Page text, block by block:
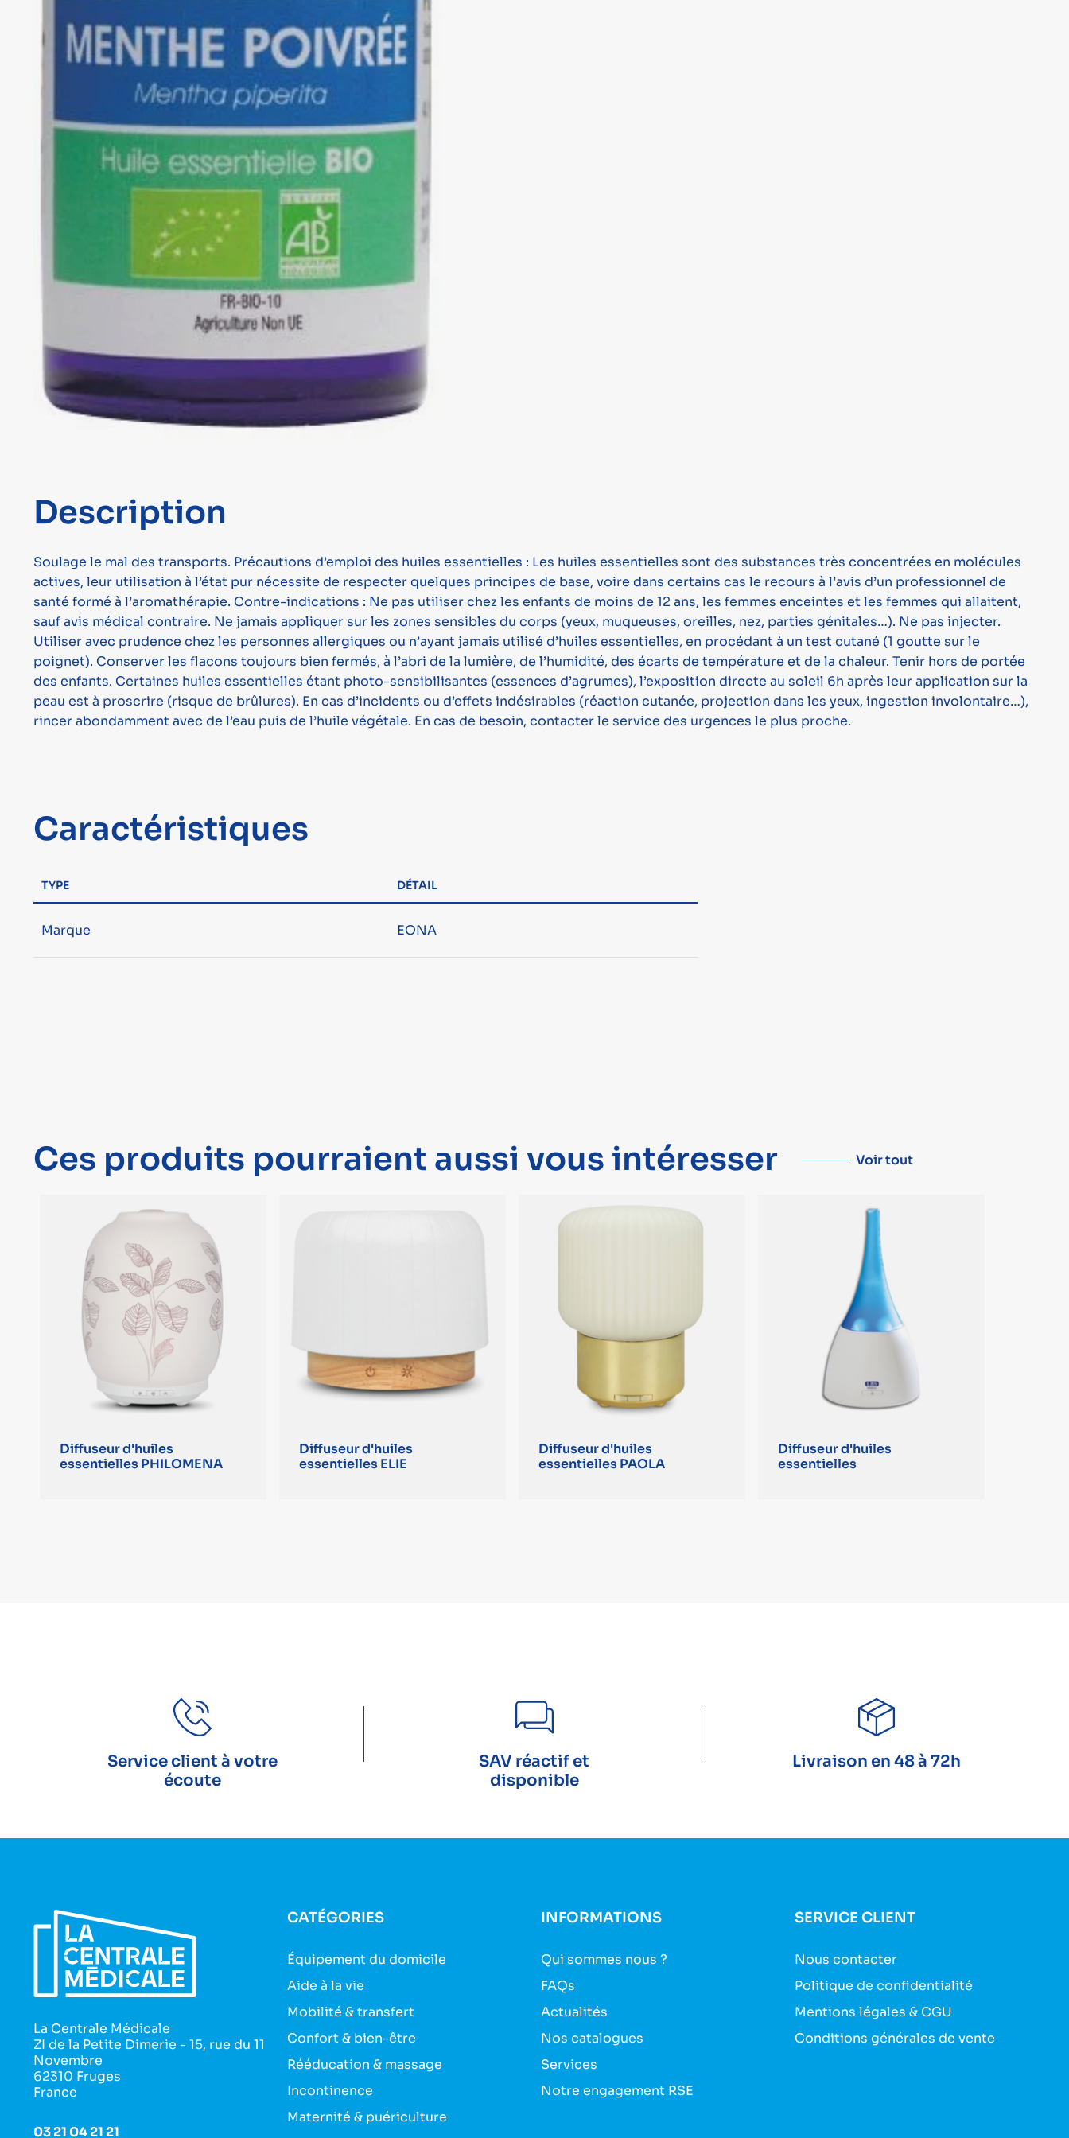
Description
Soulage le mal des transports. Précautions d’emploi des huiles essentielles : Les huiles essentielles sont des substances très concentrées en molécules
actives, leur utilisation à l’état pur nécessite de respecter quelques principes de base, voire dans certains cas le recours à l’avis d’un professionnel de
santé formé à l’aromathérapie. Contre-indications : Ne pas utiliser chez les enfants de moins de 12 ans, les femmes enceintes et les femmes qui allaitent,
sauf avis médical contraire. Ne jamais appliquer sur les zones sensibles du corps (yeux, muqueuses, oreilles, nez, parties génitales…). Ne pas injecter.
Utiliser avec prudence chez les personnes allergiques ou n’ayant jamais utilisé d’huiles essentielles, en procédant à un test cutané (1 goutte sur le
poignet). Conserver les flacons toujours bien fermés, à l’abri de la lumière, de l’humidité, des écarts de température et de la chaleur. Tenir hors de portée
des enfants. Certaines huiles essentielles étant photo-sensibilisantes (essences d’agrumes), l’exposition directe au soleil 6h après leur application sur la
peau est à proscrire (risque de brûlures). En cas d’incidents ou d’effets indésirables (réaction cutanée, projection dans les yeux, ingestion involontaire…),
rincer abondamment avec de l’eau puis de l’huile végétale. En cas de besoin, contacter le service des urgences le plus proche.
Caractéristiques
TYPE DÉTAIL
Marque EONA
Ces produits pourraient aussi vous intéresser Voir tout
Diffuseur d'huiles
essentielles PHILOMENA
Diffuseur d'huiles
essentielles ELIE
Diffuseur d'huiles
essentielles PAOLA
Diffuseur d'huiles
essentielles
Service client à votre
écoute
SAV réactif et
disponible
Livraison en 48 à 72h
La Centrale Médicale
ZI de la Petite Dimerie - 15, rue du 11
Novembre
62310 Fruges
France
03 21 04 21 21
CATÉGORIES
Équipement du domicile
Aide à la vie
Mobilité & transfert
Confort & bien-être
Rééducation & massage
Incontinence
Maternité & puériculture
INFORMATIONS
Qui sommes nous ?
FAQs
Actualités
Nos catalogues
Services
Notre engagement RSE
SERVICE CLIENT
Nous contacter
Politique de confidentialité
Mentions légales & CGU
Conditions générales de vente